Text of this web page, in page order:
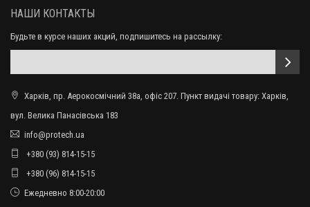
НАШИ КОНТАКТЫ
Будьте в курсе наших акций, подпишитесь на рассылку:
Харків, пр. Аерокосмічний 38а, офіс 207. Пункт видачі товару: Харків,
вул. Велика Панасівська 183
info@protech.ua
+380 (93) 814-15-15
+380 (96) 814-15-15
Ежедневно 8:00-20:00